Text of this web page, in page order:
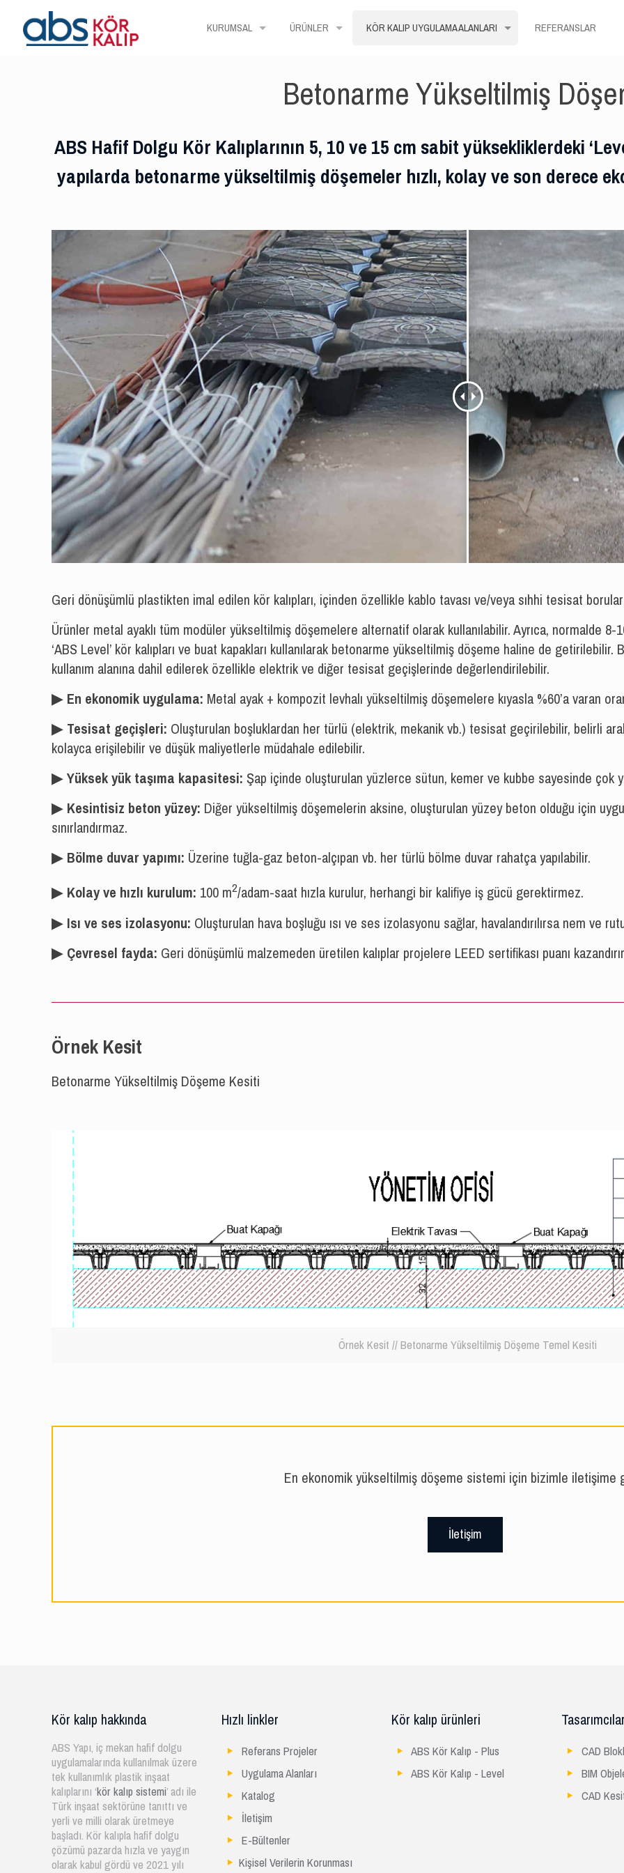
KURUMSAL ÜRÜNLER KÖR KALIP UYGULAMA ALANLARI REFERANSLAR
Betonarme Yükseltilmiş
ABS Hafif Dolgu Kör Kalıplarının 5, 10 ve 15 cm sabit yüksekliklerdeki
yapılarda betonarme yükseltilmiş döşemeler hızlı, kolay ve son derece
Geri dönüşümlü plastikten imal edilen kör kalıpları, içinden özellikle kablo tavası ve/veya sıhhi tesisat
Ürünler metal ayaklı tüm modüler yükseltilmiş döşemelere alternatif olarak kullanılabilir. Ayrıca, normalde
‘ABS Level’ kör kalıpları ve buat kapakları kullanılarak betonarme yükseltilmiş döşeme haline de
kullanım alanına dahil edilerek özellikle elektrik ve diğer tesisat geçişlerinde değerlendirilebilir.
▶︎En ekonomik uygulama:Metal ayak + kompozit levhalı yükseltilmiş döşemelere kıyasla %60’a varan
▶︎Tesisat geçişleri:Oluşturulan boşluklardan her türlü (elektrik, mekanik vb.) tesisat geçirilebilir, belirli
kolayca erişilebilir ve düşük maliyetlerle müdahale edilebilir.
▶︎Yüksek yük taşıma kapasitesi:Şap içinde oluşturulan yüzlerce sütun, kemer ve kubbe sayesinde çok
▶︎Kesintisiz beton yüzey:Diğer yükseltilmiş döşemelerin aksine, oluşturulan yüzey beton olduğu için
sınırlandırmaz.
▶︎Bölme duvar yapımı:Üzerine tuğla-gaz beton-alçıpan vb. her türlü bölme duvar rahatça yapılabilir.
▶︎Kolay ve hızlı kurulum:100 m2/adam-saat hızla kurulur, herhangi bir kalifiye iş gücü gerektirmez.
▶︎Isı ve ses izolasyonu:Oluşturulan hava boşluğu ısı ve ses izolasyonu sağlar, havalandırılırsa nem ve
▶︎Çevresel fayda:Geri dönüşümlü malzemeden üretilen kalıplar projelere LEED sertifikası puanı
Örnek Kesit
Betonarme Yükseltilmiş Döşeme Kesiti
Örnek Kesit // Betonarme Yükseltilmiş Döşeme Temel Kesiti
En ekonomik yükseltilmiş döşeme sistemi için bizimle iletişime
İletişim
Kör kalıp hakkında
ABS Yapı, iç mekan hafif dolgu
uygulamalarında kullanılmak üzere
tek kullanımlık plastik inşaat
kalıplarını ‘kör kalıp sistemi’ adı ile
Türk inşaat sektörüne tanıttı ve
yerli ve milli olarak üretmeye
başladı. Kör kalıpla hafif dolgu
çözümü pazarda hızla ve yaygın
olarak kabul gördü ve 2021 yılı
Hızlı linkler
Referans Projeler
Uygulama Alanları
Katalog
İletişim
E-Bültenler
Kişisel Verilerin Korunması
Kör kalıp ürünleri
ABS Kör Kalıp - Plus
ABS Kör Kalıp - Level
CAD
BIM
CAD